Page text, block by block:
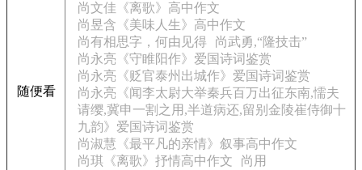
随便看
尚文佳《离歌》高中作文
尚昱含《美味人生》高中作文
尚有相思字，何由见得
尚武勇,“隆技击”
尚永亮《守睢阳作》爱国诗词鉴赏
尚永亮《贬官泰州出城作》爱国诗词鉴赏
尚永亮《闻李太尉大举秦兵百万出征东南,懦夫
请缨,冀申一割之用,半道病还,留别金陵崔侍御十
九韵》爱国诗词鉴赏
尚淑慧《最平凡的亲情》叙事高中作文
尚琪《离歌》抒情高中作文
尚用